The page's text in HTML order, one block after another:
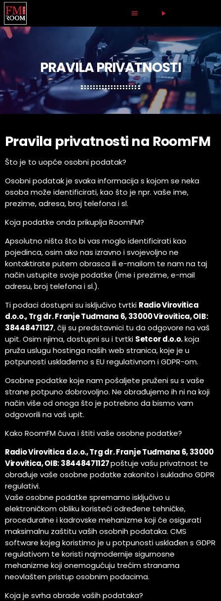
menu play_arrow
PRAVILA PRIVATNOSTI
Pravila privatnosti na RoomFM
Što je to uopće osobni podatak?
Osobni podatak je svaka informacija s kojom se neka
osoba može identificirati, kao što je npr. vaše ime,
prezime, adresa, broj telefona i sl.
Koja podatke onda prikuplja RoomFM?
Apsolutno ništa što bi vas moglo identificirati kao
pojedinca, osim ako nas izravno i svojevoljno ne
kontaktirate putem obrasca ili e-mailom te nam na taj
način ustupite svoje podatke (ime i prezime, e-mail
adresu, broj telefona i sl.).
Ti podaci dostupni su isključivo tvrtki Radio Virovitica
d.o.o., Trg dr. Franje Tuđmana 6, 33000 Virovitica, OIB:
38448471127, čiji su predstavnici tu da odgovore na vaš
upit. Osim njima, dostupni su i tvrtki Setcor d.o.o.koja
pruža uslugu hostinga naših web stranica, koje je u
potpunosti usklađemo s EU regulativnom i GDPR-om.
Osobne podatke koje nam pošaljete pruženi su s vaše
strane potpuno dobrovoljno. Ne obrađujemo ih ni na koji
način više od onoga što je potrebno da bismo vam
odgovorili na vaš upit.
Kako RoomFM čuva i štiti vaše osobne podatke?
Radio Virovitica d.o.o., Trg dr. Franje Tuđmana 6, 33000
Virovitica, OIB: 38448471127poštuje vašu privatnost te
obrađuje vaše osobne podatke zakonito i sukladno GDPR
regulativi.
Vaše osobne podatke spremamo isključivo u
elektroničkom obliku koristeći određene tehničke,
proceduralne i kadrovske mehanizme koji će osigurati
maksimalnu zaštitu vaših osobnih podataka. CMS
software kojeg koristimo je u potpunosti usklađen s GDPR
regulativom te koristi najmodernije sigurnosne
mehanizme koji onemogućuju trećim stranama
neovlašten pristup osobnim podacima.
Koja je svrha obrade vaših podataka?